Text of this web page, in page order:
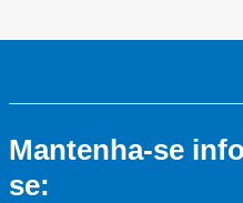
Mantenha-se
se: